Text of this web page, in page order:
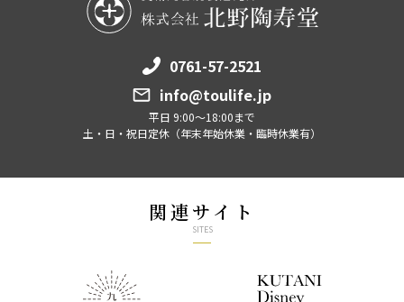
0761-57-2521
info@toulife.jp
平日 9:00～18:00まで
土・日・祝日定休（年末年始休業・臨時休業有）
関連サイト
SITES